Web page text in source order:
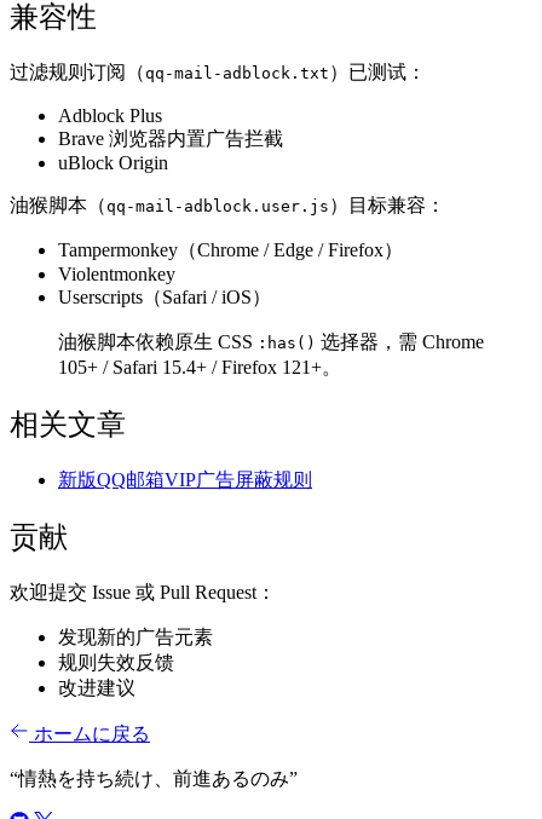
兼容性
过滤规则订阅（qq-mail-adblock.txt ）已测试：
Adblock Plus
Brave 浏览器内置广告拦截
uBlock Origin
油猴脚本（qq-mail-adblock.user.js ）目标兼容：
Tampermonkey（Chrome / Edge / Firefox）
Violentmonkey
Userscripts（Safari / iOS）
油猴脚本依赖原生 CSS :has() 选择器，需 Chrome
105+ / Safari 15.4+ / Firefox 121+。
相关文章
新版QQ邮箱VIP广告屏蔽规则
贡献
欢迎提交 Issue 或 Pull Request：
发现新的广告元素
规则失效反馈
改进建议
ホームに戻る
“情熱を持ち続け、前進あるのみ”